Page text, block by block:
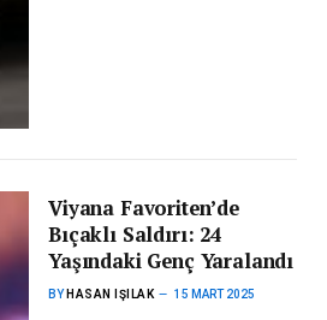
Viyana Favoriten’de
Bıçaklı Saldırı: 24
Yaşındaki Genç Yaralandı
BY HASAN IŞILAK 15 MART 2025